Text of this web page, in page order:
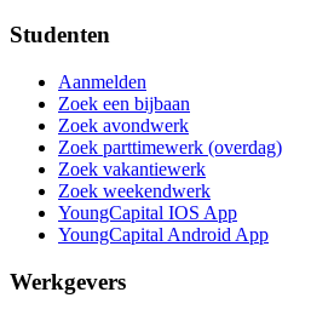
Studenten
Aanmelden
Zoek een bijbaan
Zoek avondwerk
Zoek parttimewerk (overdag)
Zoek vakantiewerk
Zoek weekendwerk
YoungCapital IOS App
YoungCapital Android App
Werkgevers